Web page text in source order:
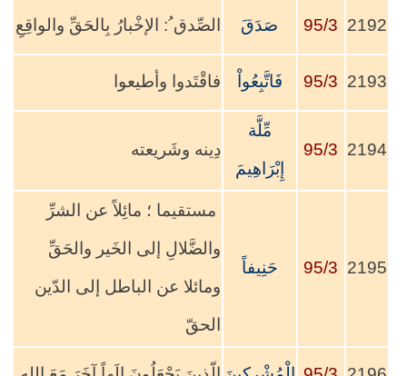
2192
95/3 صَدَقَ الصِّدق ُ: الإخْبارُ بِالحَقِّ والواقِعِ
2193
95/3 فَاتَّبِعُواْ فاقْتَدوا وأطيعوا
2194
95/3
مِّلَّة
إِبْرَاهِيمَ
دِينه وشَريعته
2195
95/3 حَنِيفاً
مستقيما ؛ مائِلاً عن الشرِّ
والضَّلالِ إلى الخَير والحَقِّ
ومائلا عن الباطل إلى الدّين
الحقّ